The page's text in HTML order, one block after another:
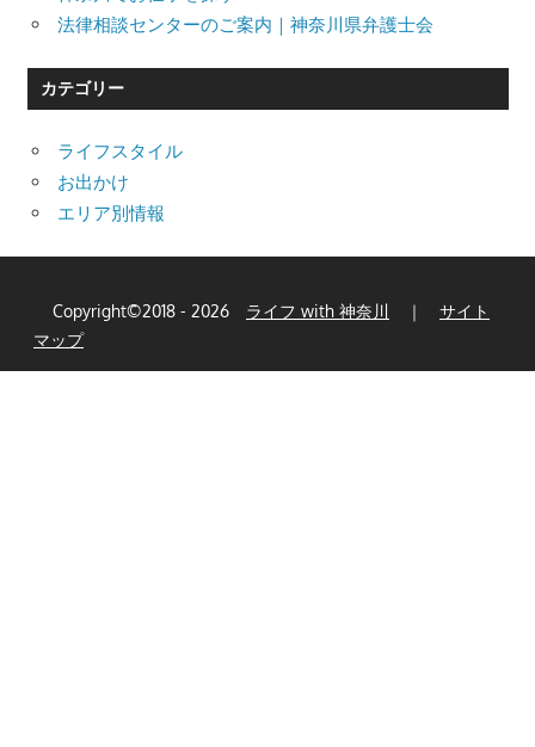
法律相談センターのご案内｜神奈川県弁護士会
カテゴリー
ライフスタイル
お出かけ
エリア別情報
Copyright©2018 - 2026 ライフ with 神奈川 ｜ サイト
マップ